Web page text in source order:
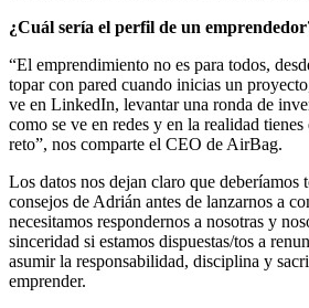
¿Cuál sería el perfil de un
“El emprendimiento no es para todos,
topar con pared cuando inicias un
ve en LinkedIn, levantar una ronda de
como se ve en redes y en la realidad tienes
reto”, nos comparte el CEO de AirBag.
Los datos nos dejan claro que deberíamos
consejos de Adrián antes de lanzarnos a
necesitamos respondernos a nosotras y
sinceridad si estamos dispuestas/tos a
asumir la responsabilidad, disciplina y
emprender.